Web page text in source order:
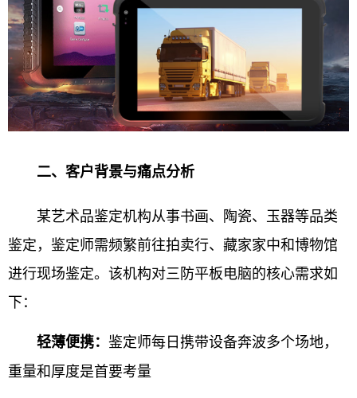
二、客户背景与痛点分析
某艺术品鉴定机构从事书画、陶瓷、玉器等品类
鉴定，鉴定师需频繁前往拍卖行、藏家家中和博物馆
进行现场鉴定。该机构对三防平板电脑的核心需求如
下：
轻薄便携： 鉴定师每日携带设备奔波多个场地，
重量和厚度是首要考量